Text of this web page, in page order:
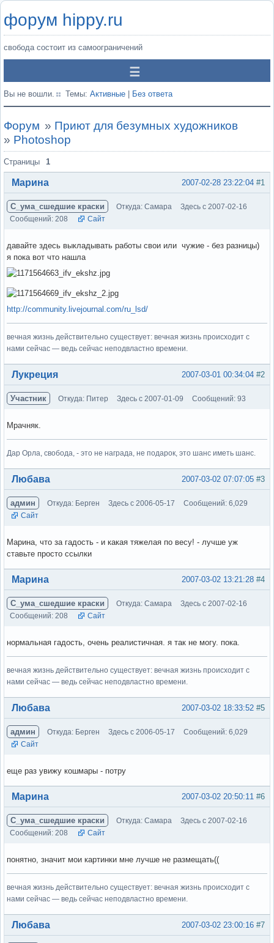
форум hippy.ru
свобода состоит из самоограничений
Вы не вошли. Темы: Активные Без ответа
Форум » Приют для безумных художников
» Photoshop
Страницы 1
#1
2007-02-28 23:22:04
Марина
С_ума_сшедшие краски Откуда: Самара
Здесь с 2007-02-16
Сообщений: 208
Сайт
давайте здесь выкладывать работы свои или чужие - без разницы)
я пока вот что нашла
http://community.livejournal.com/ru_lsd/
вечная жизнь действительно существует: вечная жизнь происходит с
нами сейчас — ведь сейчас неподвластно времени.
Вне форума #2
2007-03-01 00:34:04
Лукреция
Участник Откуда: Питер Здесь с 2007-01-09 Сообщений: 93
Мрачняк.
Дар Орла, свобода, - это не награда, не подарок, это шанс иметь шанс.
Вне форума #3
2007-03-02 07:07:05
Любава
админ Откуда: Берген Здесь с 2006-05-17
Сообщений: 6,029
Сайт
Марина, что за гадость - и какая тяжелая по весу! - лучше уж
ставьте просто ссылки
Вне форума #4
2007-03-02 13:21:28
Марина
С_ума_сшедшие краски Откуда: Самара
Здесь с 2007-02-16
Сообщений: 208
Сайт
нормальная гадость, очень реалистичная. я так не могу. пока.
вечная жизнь действительно существует: вечная жизнь происходит с
нами сейчас — ведь сейчас неподвластно времени.
Вне форума #5
2007-03-02 18:33:52
Любава
админ Откуда: Берген Здесь с 2006-05-17
Сообщений: 6,029
Сайт
еще раз увижу кошмары - потру
Вне форума #6
2007-03-02 20:50:11
Марина
С_ума_сшедшие краски Откуда: Самара
Здесь с 2007-02-16
Сообщений: 208
Сайт
понятно, значит мои картинки мне лучше не размещать((
вечная жизнь действительно существует: вечная жизнь происходит с
нами сейчас — ведь сейчас неподвластно времени.
Вне форума #7
2007-03-02 23:00:16
Любава